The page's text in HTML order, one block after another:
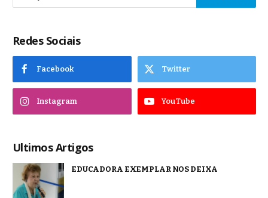
Redes Sociais
Facebook Twitter
Instagram YouTube
Ultimos Artigos
EDUCADORA EXEMPLAR NOS DEIXA